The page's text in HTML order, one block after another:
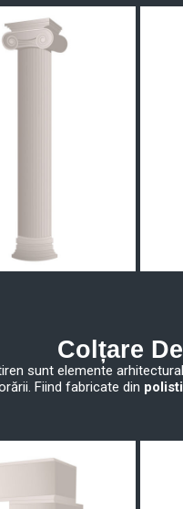
Colțare
sunt elemente
Fiind fabricate din